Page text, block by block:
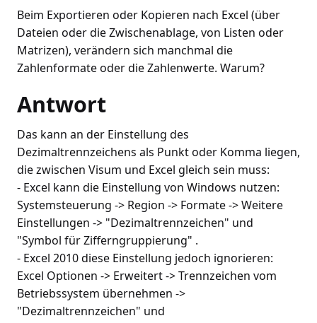
Beim Exportieren oder Kopieren nach Excel (über
Dateien oder die Zwischenablage, von Listen oder
Matrizen), verändern sich manchmal die
Zahlenformate oder die Zahlenwerte. Warum?
Antwort
Das kann an der Einstellung des
Dezimaltrennzeichens als Punkt oder Komma liegen,
die zwischen Visum und Excel gleich sein muss:
- Excel kann die Einstellung von Windows nutzen:
Systemsteuerung -> Region -> Formate -> Weitere
Einstellungen -> "Dezimaltrennzeichen" und
"Symbol für Zifferngruppierung" .
- Excel 2010 diese Einstellung jedoch ignorieren:
Excel Optionen -> Erweitert -> Trennzeichen vom
Betriebssystem übernehmen ->
"Dezimaltrennzeichen" und